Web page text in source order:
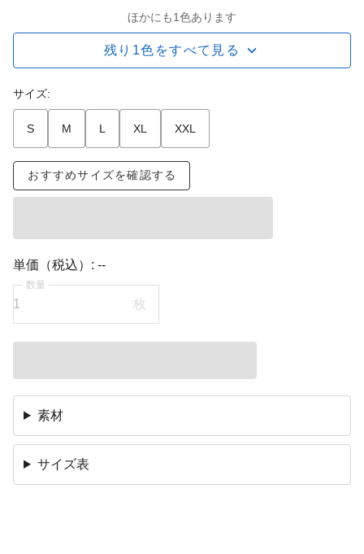
ほかにも1色あります
残り1色をすべて見る
サイズ:
S M L XL XXL
おすすめサイズを確認する
単価（税込）: --
枚
数量
素材
サイズ表